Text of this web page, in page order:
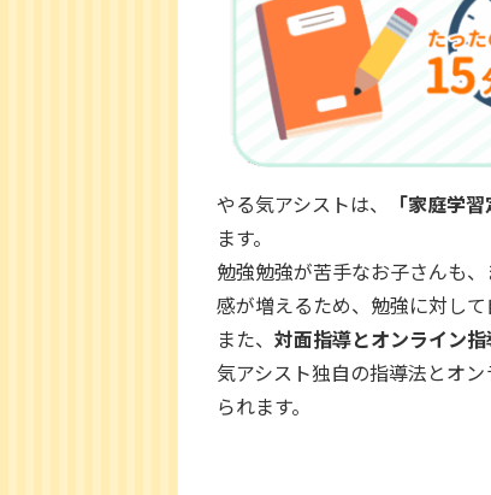
やる気アシストは、 「家庭学
ます。
勉強勉強が苦手なお子さんも
感が増えるため、勉強に対し
また、 対面指導とオンライン
気アシスト独自の指導法とオ
られます。